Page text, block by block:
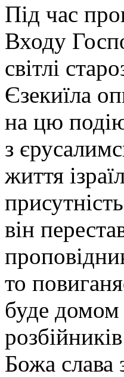
Під час
Входу
світлі
Єзекиїла
на цю
з
життя
він
то
буде
Божа слава